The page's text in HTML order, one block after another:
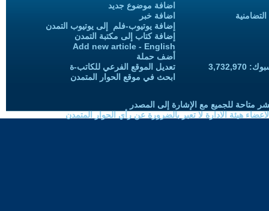
اضافة موضوع جديد
اضافة خبر
إضافة يوتيوب-فلم إلى يوتيوب التمدن
إضافة كتاب إلى مكتبة التمدن
Add new article - English
أضف حملة
تعديل الموقع الفرعي للكاتب-ة
ابحث في موقع الحوار المتمدن
متاحة للجميع مع الإشارة إلى المصدر
هيئة الادارة لا تعبر بالضرورة عن رأي الحوار المتمدن